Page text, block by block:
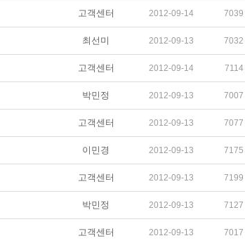
고객센터 2012-09-14 7039
최선미 2012-09-13 7032
고객센터 2012-09-14 7114
박민정 2012-09-13 7007
고객센터 2012-09-13 7077
이민경 2012-09-13 7175
고객센터 2012-09-13 7199
박민정 2012-09-13 7127
고객센터 2012-09-13 7017